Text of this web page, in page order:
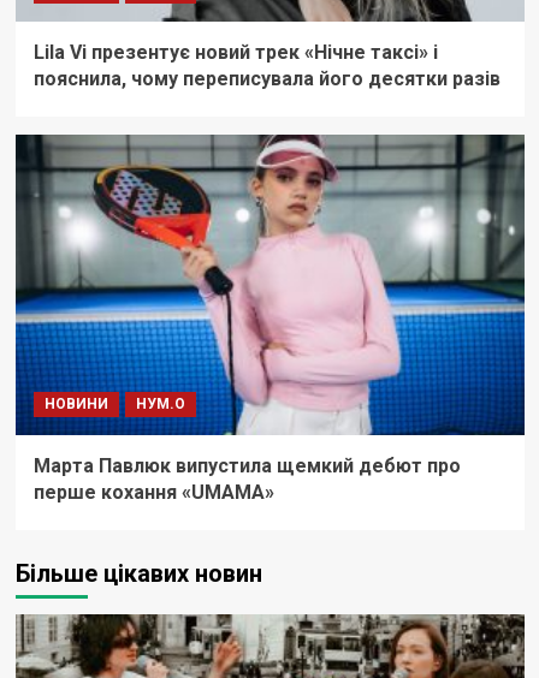
Lila Vi презентує новий трек «Нічне таксі» і
пояснила, чому переписувала його десятки разів
НОВИНИ НУМ.О
Марта Павлюк випустила щемкий дебют про
перше кохання «UМАМА»
Більше цікавих новин